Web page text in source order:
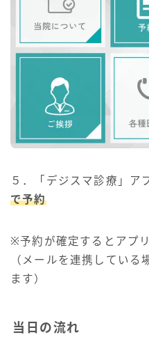
５．「デジスマ診療」ア
で予約
※予約が確定するとアプ
（メールを連携している
ます）
当日の流れ